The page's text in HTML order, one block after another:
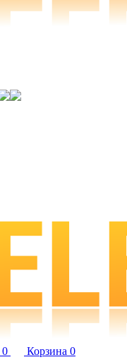
0 Корзина 0